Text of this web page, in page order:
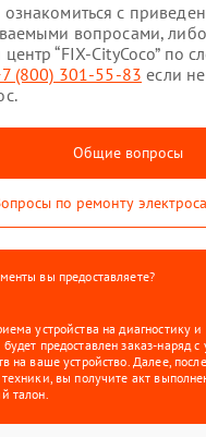
с
вопросами,
“FIX-CityCoco” по
(800) 301-55-83 если
Общие вопросы
по ремонту
вы предоставляете?
устройства на диагностику
предоставлен заказ-наряд
на ваше устройство. Далее,
вы получите акт
талон.